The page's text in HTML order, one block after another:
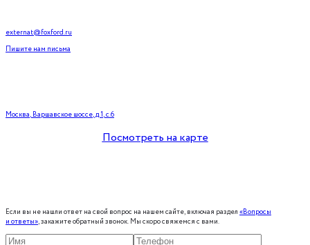
externat@foxford.ru
Пишите нам письма
Москва, Варшавское шоссе, д.1, с.6
Посмотреть на карте
Если вы не нашли ответ на свой вопрос на нашем сайте, включая раздел «Вопросы
и ответы», закажите обратный звонок. Мы скоро свяжемся с вами.